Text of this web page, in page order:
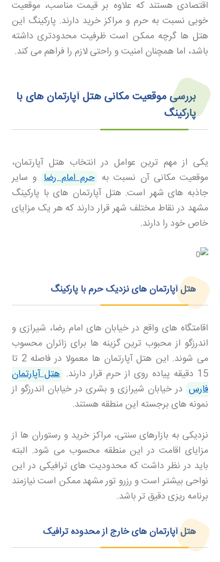
اقتصادی هستند که علاوه بر قیمت مناسب، موقعیت
خوبی نسبت به حرم و مراکز خرید دارند. پارکینگ این
هتل ها گرچه ممکن است ظرفیت محدودتری داشته
باشد، اما همچنان امنیت و راحتی لازم را فراهم می کند.
بررسی موقعیت مکانی هتل آپارتمان های با
پارکینگ
یکی از مهم ترین عوامل در انتخاب هتل آپارتمان،
موقعیت مکانی آن نسبت به حرم امام رضا و سایر
جاذبه های شهر است. هتل آپارتمان های با پارکینگ
مشهد در نقاط مختلف شهر قرار دارند که هر یک مزایای
خاص خود را دارند.
هتل آپارتمان های نزدیک حرم با پارکینگ
اقامتگاه های واقع در خیابان های امام رضا، شیرازی و
اندرزگو از محبوب ترین گزینه ها برای زائران محسوب
می شوند. این هتل آپارتمان ها معمولا در فاصله 2 تا
15 دقیقه پیاده روی از حرم قرار دارند.
هتل آپارتمان
فارس در خیابان شیرازی و بشری در خیابان اندرزگو از
نمونه های برجسته این منطقه هستند.
نزدیکی به بازارهای سنتی، مراکز خرید و رستوران ها از
مزایای اقامت در این منطقه محسوب می شود. البته
باید در نظر داشت که محدودیت های ترافیکی در این
نواحی بیشتر است و رزرو تور مشهدممکن است نیازمند
برنامه ریزی دقیق تر باشد.
هتل آپارتمان های خارج از محدوده ترافیک